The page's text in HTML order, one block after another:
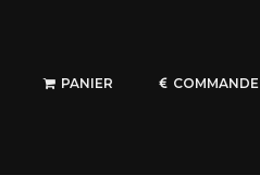
PANIER COMMANDE